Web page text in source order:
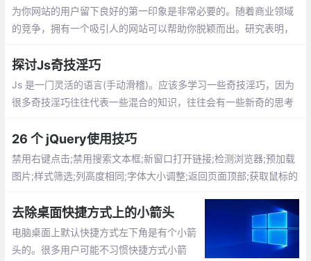
为你网站的用户留下良好的第一印象是非常必要的。随着商业领域
的竞争，拥有一个吸引人的网站可以帮助你脱颖而出。研究表明，
探讨Js奇技淫巧
Js 是一门灵活的语言(手动滑稽)。应该多学习一些奇技淫巧，因为
很多奇技淫巧往往代表一些混合的知识，往往会有一些新奇的思考
26 个 jQuery使用技巧
禁用右键点击;禁用搜索文本框;新窗口打开链接;检测浏览器;预加载
图片;样式筛选;列高度相同;字体大小调整;返回页面顶部;获取鼠标的
去除桌面快捷方式上的小箭头
电脑桌面上默认快捷方式左下角是有个小箭
头的。很多用户可能不习惯快捷方式小箭